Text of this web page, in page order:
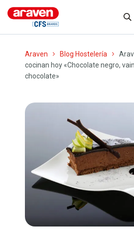
Araven Blog Hostelería
cocinan hoy «Chocolate negro,
chocolate»